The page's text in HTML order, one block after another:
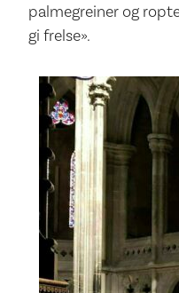
palmegreiner og
gi frelse».